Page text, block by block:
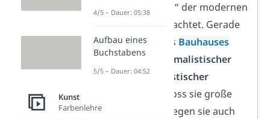
„Evolutionsschritt“ der modernen
Typographie betrachtet. Gerade
bei Vertretern des Bauhauses
und anderer
minimalistischer
undkonstruktivistischer
genoss sie große
Beliebtheit, weswegen sie auch
4/5 – Dauer: 05:38
Aufbau eines
Buchstabens
5/5 – Dauer: 04:52
Kunst
Farbenlehre